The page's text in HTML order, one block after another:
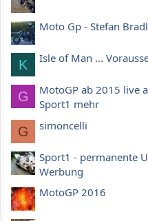
Moto Gp - Stefan Bradl
K Isle of Man ...
G
MotoGP ab 2015 live
Sport1 mehr
G simoncelli
Sport1 - permanente
Werbung
MotoGP 2016